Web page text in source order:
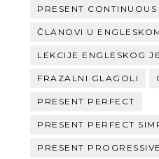
PRESENT
ČLANOVI U
LEKCIJE ENGLESKOG
FRAZALNI GLAGOLI
PRESENT PERFECT
PRESENT PERFECT
PRESENT